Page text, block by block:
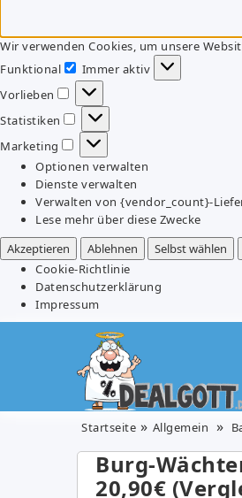
Wir verwenden Cookies, um unsere
Funktional
Funktional
Immer aktiv
Vorlieben
Vorlieben
Statistiken
Statistiken
Marketing
Marketing
Optionen verwalten
Dienste verwalten
Verwalten von {vendor_count}-
Lese mehr über diese Zwecke
Akzeptieren
Ablehnen Selbst wählen
Cookie-Richtlinie
Datenschutzerklärung
Impressum
Startseite Allgemein
Burg-
20,90€